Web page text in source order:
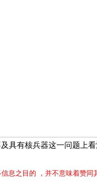
具有核兵器这一问题上
息之目的 ，并不意味着赞